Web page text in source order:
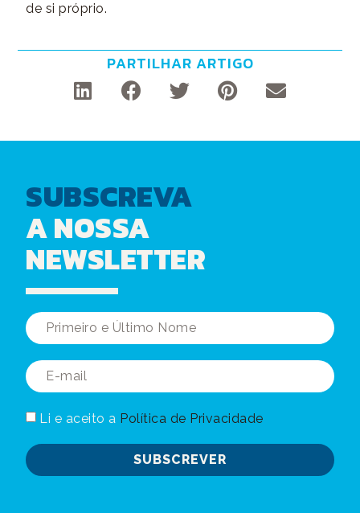
de si próprio.
PARTILHAR ARTIGO
SUBSCREVA
A NOSSA
NEWSLETTER
Li e aceito a Política de Privacidade
SUBSCREVER